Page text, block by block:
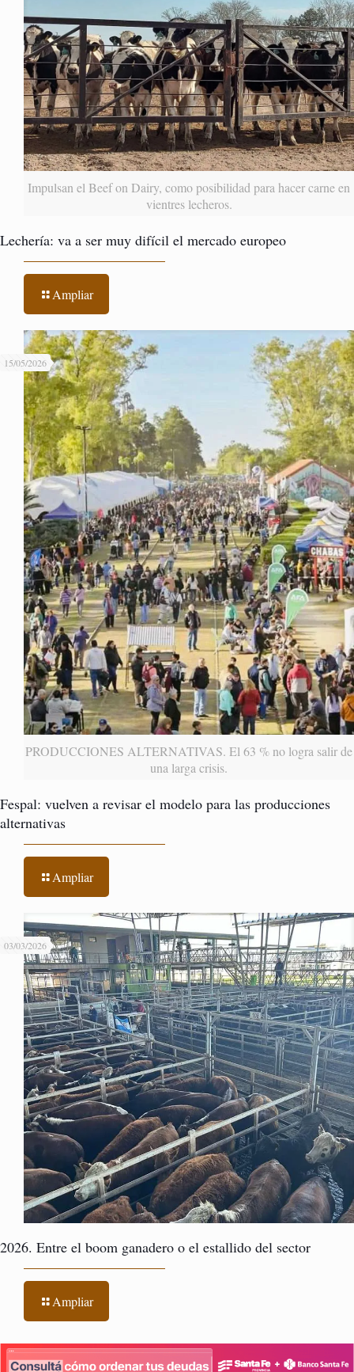
Impulsan el Beef on Dairy, como posibilidad para hacer carne en
vientres lecheros.
Lechería: va a ser muy difícil el mercado europeo
Ampliar
PRODUCCIONES ALTERNATIVAS. El 63 % no logra salir de
una larga crisis.
15/05/2026
Fespal: vuelven a revisar el modelo para las producciones
alternativas
Ampliar
03/03/2026
2026. Entre el boom ganadero o el estallido del sector
Ampliar